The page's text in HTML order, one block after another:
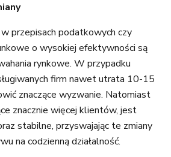
przepisach podatkowych czy
o wysokiej efektywności są
rynkowe. W przypadku
firm nawet utrata 10-15
znaczące wyzwanie. Natomiast
znacznie więcej klientów, jest
stabilne, przyswajając te zmiany
na codzienną działalność.